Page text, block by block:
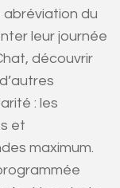
abréviation du
leur journée
découvrir
: les
et
maximum.